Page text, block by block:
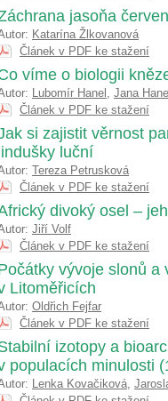
jasoňa
Katarína Žlkovanová
Článek v PDF ke stažení
víme o biologii
Lubomír Hanel , Jana
Článek v PDF ke stažení
si zajistit věrnost
lindušky luční
Tereza Petrusková
Článek v PDF ke stažení
divoký osel –
Jiří Volf
Článek v PDF ke stažení
vývoje slonů a
Litoměřicích
Oldřich Fejfar
Článek v PDF ke stažení
izotopy a
populacích minulosti
Lenka Kovačiková,